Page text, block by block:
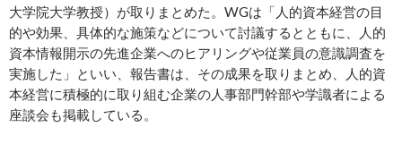
大学院大学教授）が取りまとめた。WGは「人的資本経営の目
的や効果、具体的な施策などについて討議するとともに、人的
資本情報開示の先進企業へのヒアリングや従業員の意識調査を
実施した」といい、報告書は、その成果を取りまとめ、人的資
本経営に積極的に取り組む企業の人事部門幹部や学識者による
座談会も掲載している。